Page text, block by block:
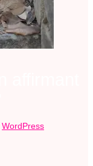
WordPress